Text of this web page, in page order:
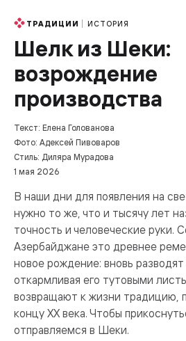
ТРАДИЦИИ ИСТОРИЯ
Шелк из Шеки:
возрождение
производства
Текст: Елена Голованова
Фото: Адексей Пивоваров
Стиль: Диляра Мурадова
1 мая 2026
В наши дни для появления на
нужно то же, что и тысячу лет
точность и человеческие руки.
Азербайджане это древнее
новое рождение: вновь
откармливая его тутовыми
возвращают к жизни традицию,
концу XX века. Чтобы
отправляемся в Шеки.